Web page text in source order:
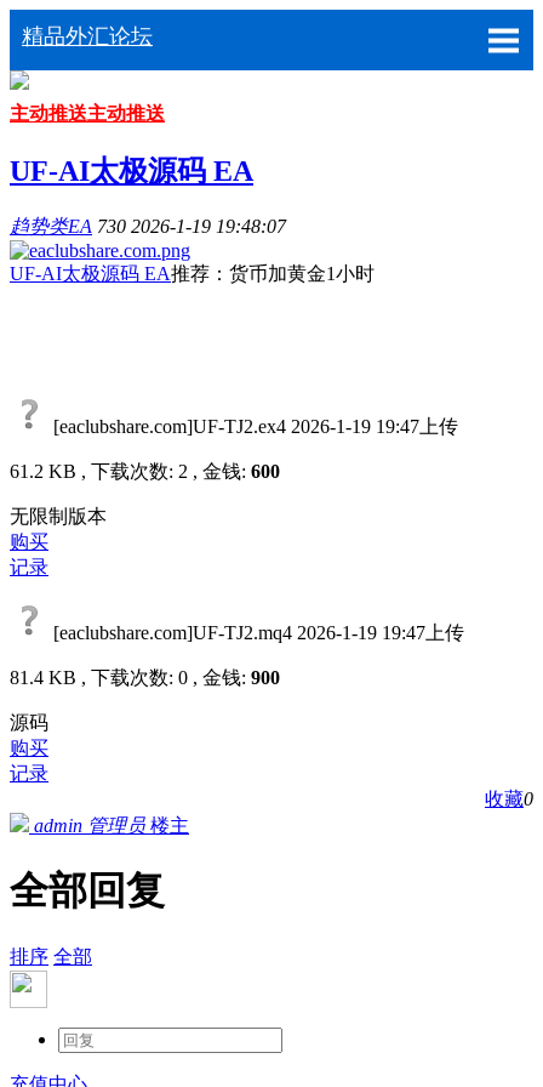
精品外汇论坛
主动推送主动推送
UF-AI太极源码 EA
趋势类EA 730 2026-1-19 19:48:07
UF-AI太极源码 EA推荐：货币加黄金1小时
[eaclubshare.com]UF-TJ2.ex4 2026-1-19 19:47上传
61.2 KB , 下载次数: 2 , 金钱: 600
无限制版本
购买
记录
[eaclubshare.com]UF-TJ2.mq4 2026-1-19 19:47上传
81.4 KB , 下载次数: 0 , 金钱: 900
源码
购买
记录
收藏0
admin 管理员 楼主
全部回复
排序 全部